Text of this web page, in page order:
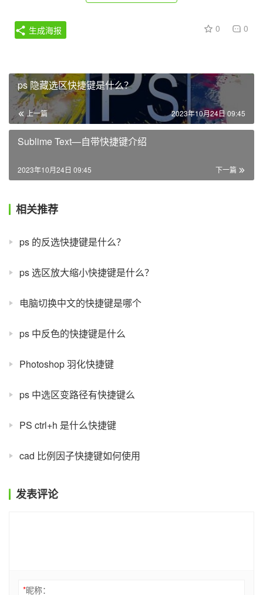
0 0
生成海报
ps 隐藏选区快捷键是什么？
上一篇 2023年10月24日 09:45
Sublime Text—自带快捷键介绍
下一篇
2023年10月24日 09:45
相关推荐
ps 的反选快捷键是什么？
ps 选区放大缩小快捷键是什么？
电脑切换中文的快捷键是哪个
ps 中反色的快捷键是什么
Photoshop 羽化快捷键
ps 中选区变路径有快捷键么
PS ctrl+h 是什么快捷键
cad 比例因子快捷键如何使用
发表评论
*昵称：